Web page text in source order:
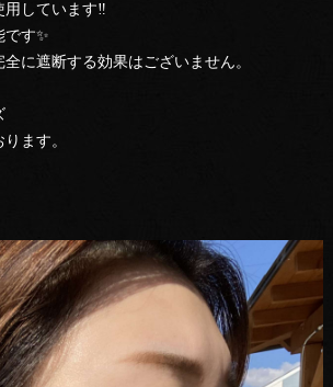
用しています‼︎
す✨
に遮断する効果はございません。
ます。